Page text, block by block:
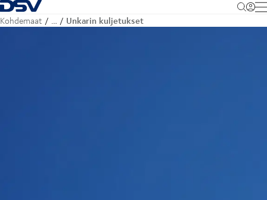
Takaisin kotisivulle
Kohdemaat … Unkarin kuljetukset